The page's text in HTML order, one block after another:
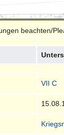
beachten/
VII C